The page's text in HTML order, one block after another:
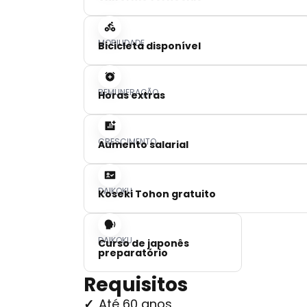
MOBILIDADE
Bicicleta disponível
REMUNERAÇÃO
Horas extras
CRESCIMENTO
Aumento salarial
DAIKOKU
Koseki Tohon gratuito
DAIKOKU
Curso de japonês
preparatório
Requisitos